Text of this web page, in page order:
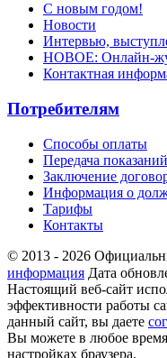
С новым годом!
Новости
Интервью,
НОВОЕ: Онлайн-
Контактная
Потребителям
Способы оплаты
Передача показаний
Заключение
Информация о
Тарифы
Контакты
© 2013 - 2026
информация Дата
Настоящий веб-сайт
эффективности работы
данный сайт, вы даете
Вы можете в любое
настройках браузера.